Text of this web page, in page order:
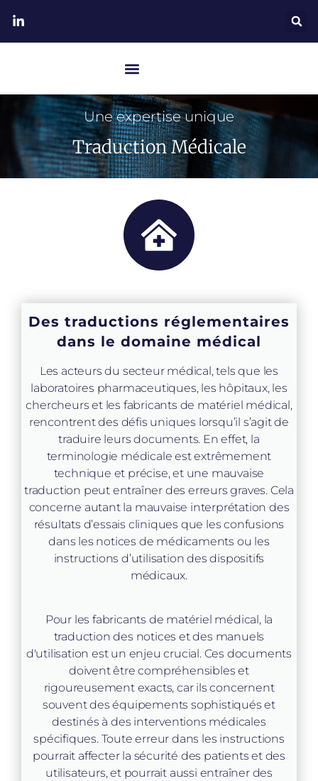
Une expertise unique
Traduction Médicale
Des traductions réglementaires
dans le domaine médical
Les acteurs du secteur médical, tels que les
laboratoires pharmaceutiques, les hôpitaux, les
chercheurs et les fabricants de matériel médical,
rencontrent des défis uniques lorsqu’il s’agit de
traduire leurs documents. En effet, la
terminologie médicale est extrêmement
technique et précise, et une mauvaise
traduction peut entraîner des erreurs graves. Cela
concerne autant la mauvaise interprétation des
résultats d’essais cliniques que les confusions
dans les notices de médicaments ou les
instructions d’utilisation des dispositifs
médicaux.
Pour les fabricants de matériel médical, la
traduction des notices et des manuels
d'utilisation est un enjeu crucial. Ces documents
doivent être compréhensibles et
rigoureusement exacts, car ils concernent
souvent des équipements sophistiqués et
destinés à des interventions médicales
spécifiques. Toute erreur dans les instructions
pourrait affecter la sécurité des patients et des
utilisateurs, et pourrait aussi entraîner des